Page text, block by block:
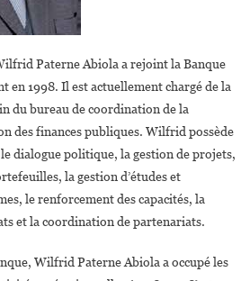
Paterne Abiola a rejoint la Banque
en 1998. Il est actuellement chargé de la
du bureau de coordination de la
des finances publiques. Wilfrid possède
dialogue politique, la gestion de projets,
la gestion d’études et
le renforcement des capacités, la
et la coordination de partenariats.
Wilfrid Paterne Abiola a occupé les